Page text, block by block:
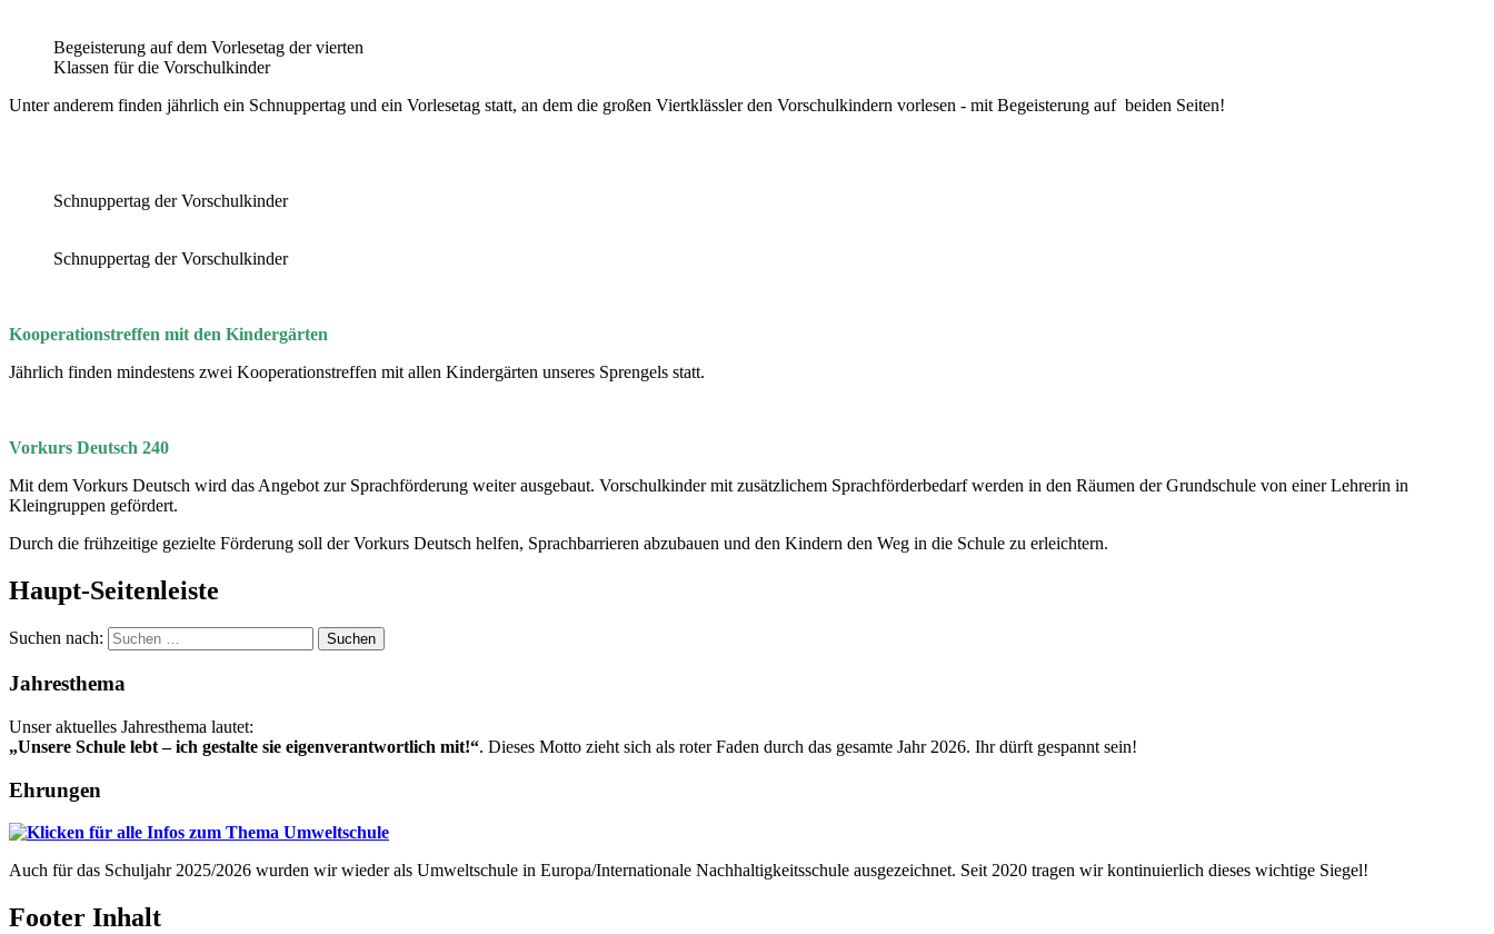
Begeisterung auf dem Vorlesetag der vierten
Klassen für die Vorschulkinder
Unter anderem finden jährlich ein Schnuppertag und ein Vorlesetag statt, an dem die großen Viertklässler den Vorschulkindern vorlesen - mit Begeisterung auf beiden Seiten!
Schnuppertag der Vorschulkinder
Schnuppertag der Vorschulkinder
Kooperationstreffen mit den Kindergärten
Jährlich finden mindestens zwei Kooperationstreffen mit allen Kindergärten unseres Sprengels statt.
Vorkurs Deutsch 240
Mit dem Vorkurs Deutsch wird das Angebot zur Sprachförderung weiter ausgebaut. Vorschulkinder mit zusätzlichem Sprachförderbedarf werden in den Räumen der Grundschule von einer Lehrerin in
Kleingruppen gefördert.
Durch die frühzeitige gezielte Förderung soll der Vorkurs Deutsch helfen, Sprachbarrieren abzubauen und den Kindern den Weg in die Schule zu erleichtern.
Haupt-Seitenleiste
Suchen nach:
Jahresthema
Unser aktuelles Jahresthema lautet:
„Unsere Schule lebt – ich gestalte sie eigenverantwortlich mit!“. Dieses Motto zieht sich als roter Faden durch das gesamte Jahr 2026. Ihr dürft gespannt sein!
Ehrungen
Auch für das Schuljahr 2025/2026 wurden wir wieder als Umweltschule in Europa/Internationale Nachhaltigkeitsschule ausgezeichnet. Seit 2020 tragen wir kontinuierlich dieses wichtige Siegel!
Footer Inhalt